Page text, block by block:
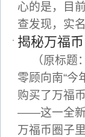
心的是，目
查发现，实
揭秘万福
（原标
零顾向南“
购买了万福
——这一全新
万福币圈子